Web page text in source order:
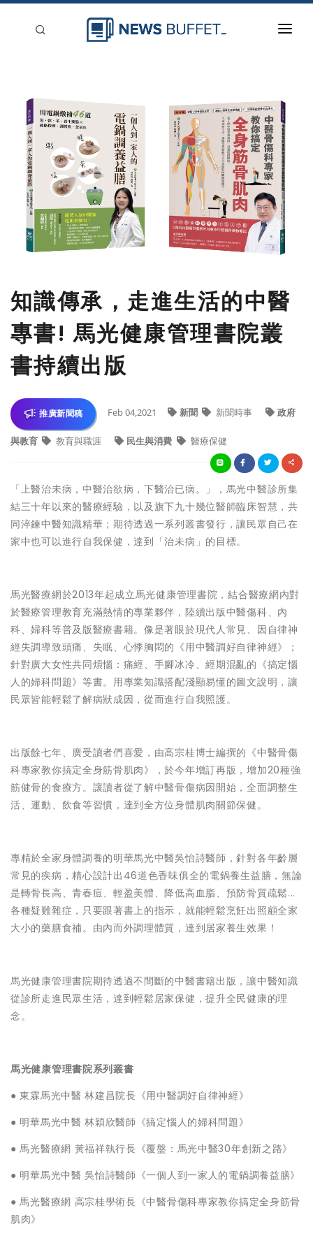
登入
刊登
知識傳承，走進生活的中醫
專書! 馬光健康管理書院叢
書持續出版
推廣新聞稿 Feb 04,2021 新聞 新聞時事 政府
與教育 教育與職涯 民生與消費 醫療保健
「上醫治未病，中醫治欲病，下醫治已病。」，馬光中醫診所集
結三十年以來的醫療經驗，以及旗下九十幾位醫師臨床智慧，共
同淬鍊中醫知識精華；期待透過一系列叢書發行，讓民眾自己在
家中也可以進行自我保健，達到「治未病」的目標。
馬光醫療網於2013年起成立馬光健康管理書院，結合醫療網內對
於醫療管理教育充滿熱情的專業夥伴，陸續出版中醫傷科、內
科、婦科等普及版醫療書籍。像是著眼於現代人常見、因自律神
經失調導致頭痛、失眠、心悸胸悶的《用中醫調好自律神經》；
針對廣大女性共同煩惱：痛經、手腳冰冷、經期混亂的《搞定惱
人的婦科問題》等書。用專業知識搭配淺顯易懂的圖文說明，讓
民眾皆能輕鬆了解病狀成因，從而進行自我照護。
出版餘七年、廣受讀者們喜愛，由高宗桂博士編撰的《中醫骨傷
科專家教你搞定全身筋骨肌肉》，於今年增訂再版，增加20種強
筋健骨的食療方。讓讀者從了解中醫骨傷病因開始，全面調整生
活、運動、飲食等習慣，達到全方位身體肌肉關節保健。
專精於全家身體調養的明華馬光中醫吳怡詩醫師，針對各年齡層
常見的疾病，精心設計出46道色香味俱全的電鍋養生益膳，無論
是轉骨長高、青春痘、輕盈美體、降低高血脂、預防骨質疏鬆...
各種疑難雜症，只要跟著書上的指示，就能輕鬆烹飪出照顧全家
大小的藥膳食補。由內而外調理體質，達到居家養生效果！
馬光健康管理書院期待透過不間斷的中醫書籍出版，讓中醫知識
從診所走進民眾生活，達到輕鬆居家保健，提升全民健康的理
念。
馬光健康管理書院系列叢書
● 東霖馬光中醫 林建昌院長《用中醫調好自律神經》
● 明華馬光中醫 林穎欣醫師《搞定惱人的婦科問題》
● 馬光醫療網 黃福祥執行長《覆盤：馬光中醫30年創新之路》
● 明華馬光中醫 吳怡詩醫師《一個人到一家人的電鍋調養益膳》
● 馬光醫療網 高宗桂學術長《中醫骨傷科專家教你搞定全身筋骨
肌肉》